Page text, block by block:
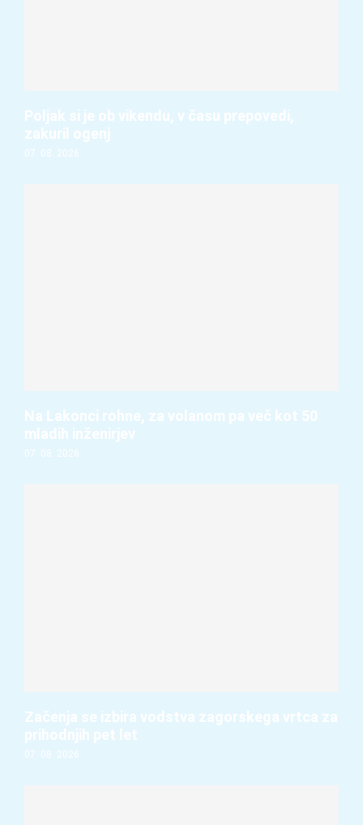
Poljak si je ob vikendu, v času prepovedi,
zakuril ogenj
07. 08. 2026
Na Lakonci rohne, za volanom pa več kot 50
mladih inženirjev
07. 08. 2026
Začenja se izbira vodstva zagorskega vrtca za
prihodnjih pet let
07. 08. 2026